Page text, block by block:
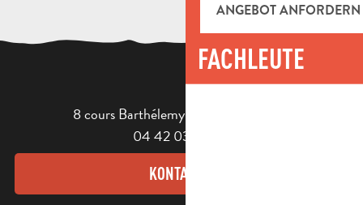
ANGEBOT ANFORDERN
FACHLEUTE
8 cours Barthélemy - 13400 Aubagne
04 42 03 49 98
KONTAKT